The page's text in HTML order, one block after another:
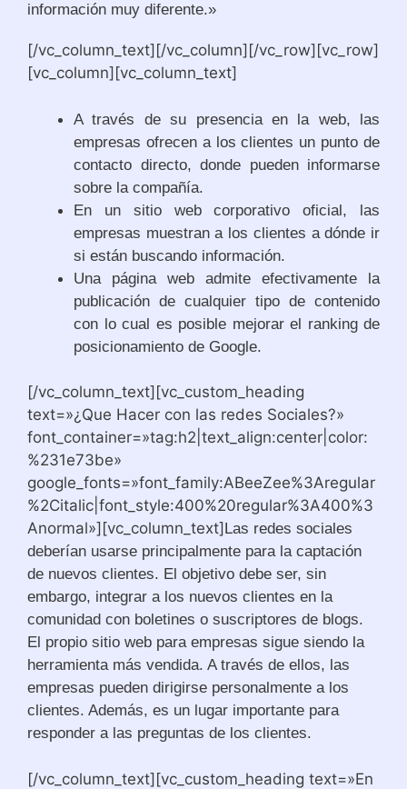
información muy diferente.»
[/vc_column_text][/vc_column][/vc_row][vc_row]
[vc_column][vc_column_text]
A través de su presencia en la web, las
empresas ofrecen a los clientes un punto de
contacto directo, donde pueden informarse
sobre la compañía.
En un sitio web corporativo oficial, las
empresas muestran a los clientes a dónde ir
si están buscando información.
Una página web admite efectivamente la
publicación de cualquier tipo de contenido
con lo cual es posible mejorar el ranking de
posicionamiento de Google.
[/vc_column_text][vc_custom_heading
text=»¿Que Hacer con las redes Sociales?»
font_container=»tag:h2|text_align:center|color:
%231e73be»
google_fonts=»font_family:ABeeZee%3Aregular
%2Citalic|font_style:400%20regular%3A400%3
Anormal»][vc_column_text] Las redes sociales
deberían usarse principalmente para la captación
de nuevos clientes. El objetivo debe ser, sin
embargo, integrar a los nuevos clientes en la
comunidad con boletines o suscriptores de blogs.
El propio sitio web para empresas sigue siendo la
herramienta más vendida. A través de ellos, las
empresas pueden dirigirse personalmente a los
clientes. Además, es un lugar importante para
responder a las preguntas de los clientes.
[/vc_column_text][vc_custom_heading text=»En